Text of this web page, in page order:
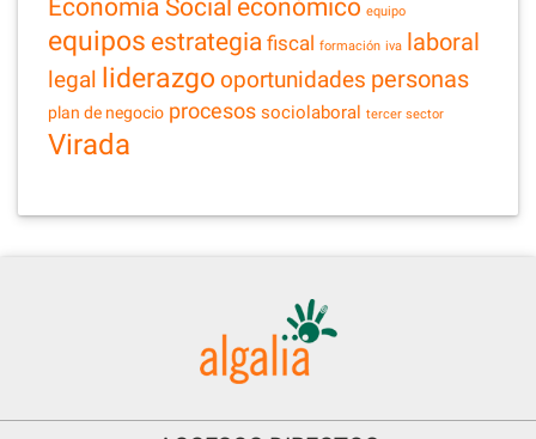
Economía Social económico equipo
equipos estrategia fiscal formación iva laboral
legal liderazgo oportunidades personas
plan de negocio procesos sociolaboral tercer sector
Virada